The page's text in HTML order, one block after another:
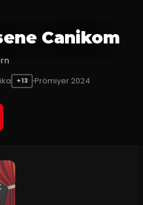
Canikom
+13 Prömiyer 2024